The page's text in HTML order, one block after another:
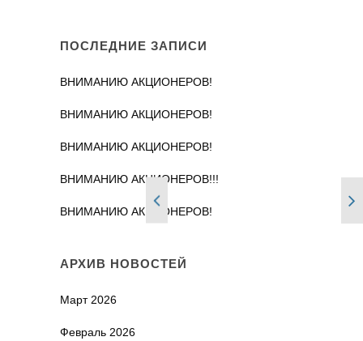
ПОСЛЕДНИЕ ЗАПИСИ
ВНИМАНИЮ АКЦИОНЕРОВ!
ВНИМАНИЮ АКЦИОНЕРОВ!
ВНИМАНИЮ АКЦИОНЕРОВ!
ВНИМАНИЮ АКЦИОНЕРОВ!!!
ВНИМАНИЮ АКЦИОНЕРОВ!
АРХИВ НОВОСТЕЙ
Март 2026
Февраль 2026